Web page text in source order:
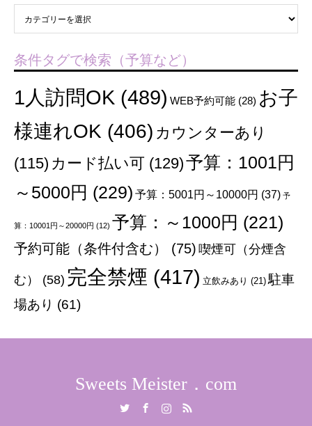
条件タグで検索（予算など）
1人訪問OK (489) WEB予約可能 (28) お子
様連れOK (406) カウンターあり
(115) カード払い可 (129)予算：1001円
～5000円 (229) 予算：5001円～10000円 (37) 予
算：10001円～20000円 (12) 予算：～1000円 (221)
予約可能（条件付含む） (75)喫煙可（分煙含
む） (58) 完全禁煙 (417) 立飲みあり (21) 駐車
場あり (61)
Sweets Meister．com
RSS